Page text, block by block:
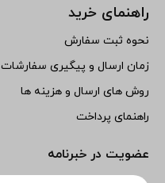
راهنمای خرید
نحوه ثبت سفارش
زمان ارسال و پیگیری سفارشات
روش های ارسال و هزینه ها
راهنمای پرداخت
عضویت در خبرنامه